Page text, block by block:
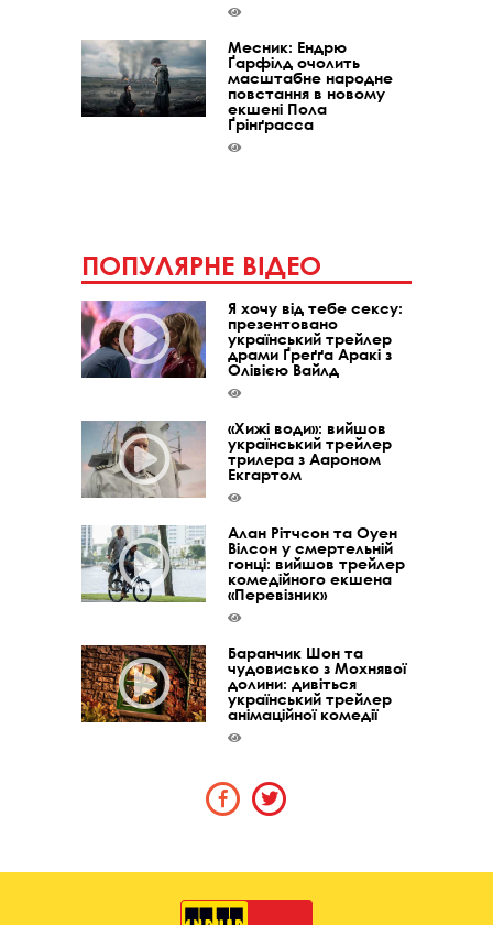
Месник: Ендрю
Ґарфілд очолить
масштабне народне
повстання в новому
екшені Пола
Ґрінґрасса
ПОПУЛЯРНЕ ВІДЕО
Я хочу від тебе сексу:
презентовано
український трейлер
драми Ґреґґа Аракі з
Олівією Вайлд
«Хижі води»: вийшов
український трейлер
трилера з Аароном
Екгартом
Алан Рітчсон та Оуен
Вілсон у смертельній
гонці: вийшов трейлер
комедійного екшена
«Перевізник»
Баранчик Шон та
чудовисько з Мохнявої
долини: дивіться
український трейлер
анімаційної комедії